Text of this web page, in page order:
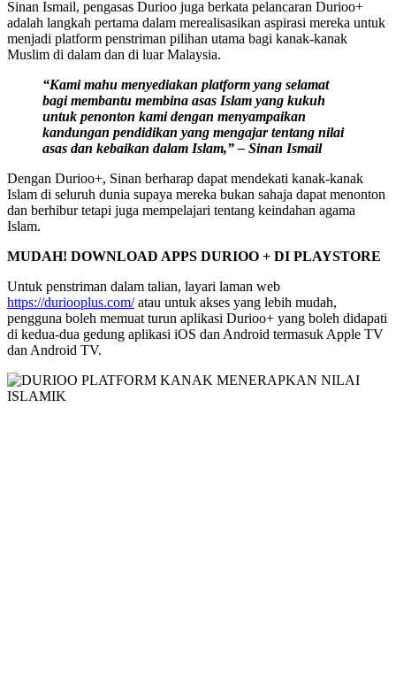
Sinan Ismail, pengasas Durioo juga berkata pelancaran Durioo+
adalah langkah pertama dalam merealisasikan aspirasi mereka untuk
menjadi platform penstriman pilihan utama bagi kanak-kanak
Muslim di dalam dan di luar Malaysia.
“Kami mahu menyediakan platform yang selamat
bagi membantu membina asas Islam yang kukuh
untuk penonton kami dengan menyampaikan
kandungan pendidikan yang mengajar tentang nilai
asas dan kebaikan dalam Islam,” – Sinan Ismail
Dengan Durioo+, Sinan berharap dapat mendekati kanak-kanak
Islam di seluruh dunia supaya mereka bukan sahaja dapat menonton
dan berhibur tetapi juga mempelajari tentang keindahan agama
Islam.
MUDAH! DOWNLOAD APPS DURIOO + DI PLAYSTORE
Untuk penstriman dalam talian, layari laman web
https://duriooplus.com/ atau untuk akses yang lebih mudah,
pengguna boleh memuat turun aplikasi Durioo+ yang boleh didapati
di kedua-dua gedung aplikasi iOS dan Android termasuk Apple TV
dan Android TV.